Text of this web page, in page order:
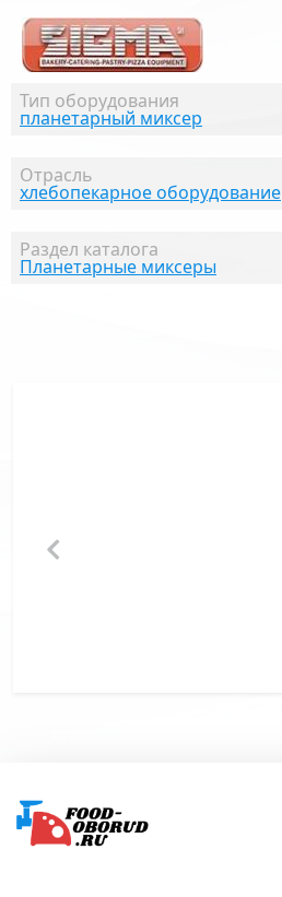
Тип оборудования
планетарный миксер
Отрасль
хлебопекарное оборудование
Раздел каталога
Планетарные миксеры